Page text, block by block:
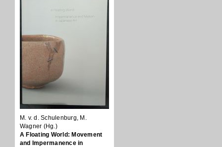
M. v. d. Schulenburg, M.
Wagner (Hg.)
A Floating World: Movement
and Impermanence in